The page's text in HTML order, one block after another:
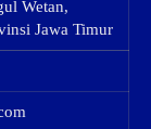
Wetan,
Jawa Timur